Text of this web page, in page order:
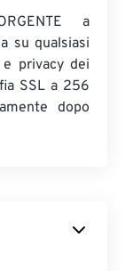
a
su qualsiasi
e privacy dei
SSL a 256
dopo